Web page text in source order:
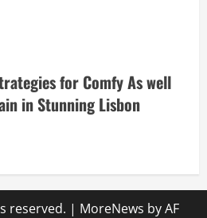
for Comfy As well
in Stunning Lisbon
reserved. | MoreNews by AF